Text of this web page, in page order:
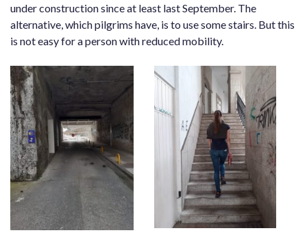
under construction since at least last September. The
alternative, which pilgrims have, is to use some stairs. But this
is not easy for a person with reduced mobility.